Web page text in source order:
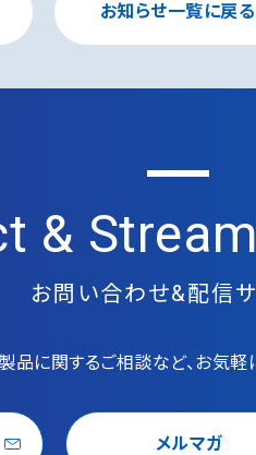
お知らせ一覧に戻る
&
お問い合わせ&配信
品に関するご相談など、お気軽
メルマガ